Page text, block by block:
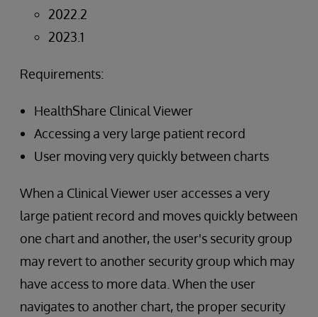
2022.2
2023.1
Requirements:
HealthShare Clinical Viewer
Accessing a very large patient record
User moving very quickly between charts
When a Clinical Viewer user accesses a very
large patient record and moves quickly between
one chart and another, the user's security group
may revert to another security group which may
have access to more data. When the user
navigates to another chart, the proper security